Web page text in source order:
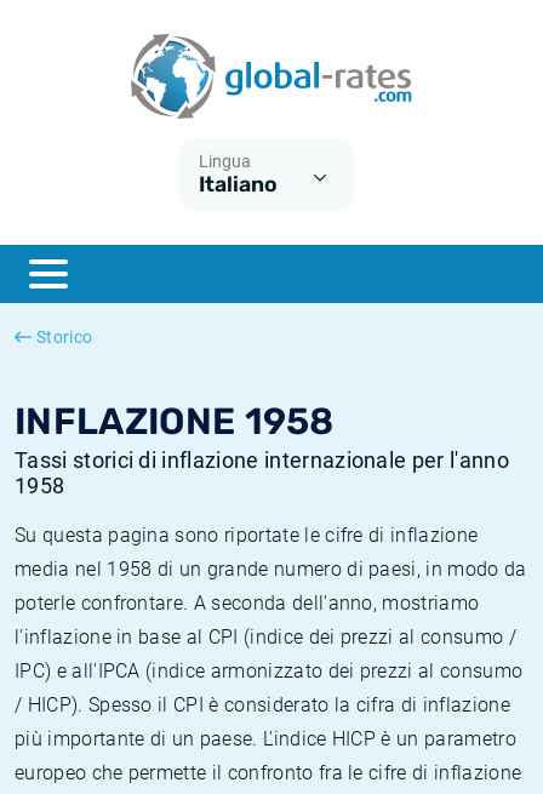
Lingua
Italiano
Storico
INFLAZIONE 1958
Tassi storici di inflazione internazionale per l'anno
1958
Su questa pagina sono riportate le cifre di inflazione
media nel 1958 di un grande numero di paesi, in modo da
poterle confrontare. A seconda dell'anno, mostriamo
l'inflazione in base al CPI (indice dei prezzi al consumo /
IPC) e all'IPCA (indice armonizzato dei prezzi al consumo
/ HICP). Spesso il CPI è considerato la cifra di inflazione
più importante di un paese. L'indice HICP è un parametro
europeo che permette il confronto fra le cifre di inflazione
ESTER
SONIA
Cos'è l'inflazione CPI?
Cos'è l'inflazione HICP?
Inflazione Italia
Inflazione Stati Uniti
Tassi storici Euribor
Tassi storici di SONIA
Tassi storici di TONAR
Calcolatore dell’inflazione